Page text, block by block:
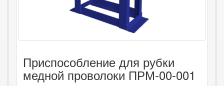
Приспособление для рубки
медной проволоки ПРМ-00-001